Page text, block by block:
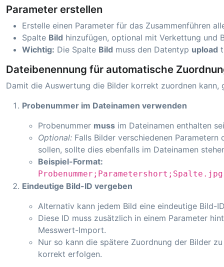
Parameter erstellen
Erstelle einen Parameter für das Zusammenführen
Spalte Bild hinzufügen, optional mit Verkettung und
Wichtig: Die Spalte Bild muss den Datentyp upload
Dateibenennung für automatische
Damit die Auswertung die Bilder korrekt zuordnen
Probenummer im Dateinamen verwenden
Probenummer muss im Dateinamen enthalten
Optional: Falls Bilder verschiedenen
sollen, sollte dies ebenfalls im Dateinamen
Beispiel-Format:
Probenummer;Parametershort;Spalte.jpg
Eindeutige Bild-ID vergeben
Alternativ kann jedem Bild eine eindeutige Bild-
Diese ID muss zusätzlich in einem Parameter
Messwert-Import.
Nur so kann die spätere Zuordnung der Bilder
korrekt erfolgen.